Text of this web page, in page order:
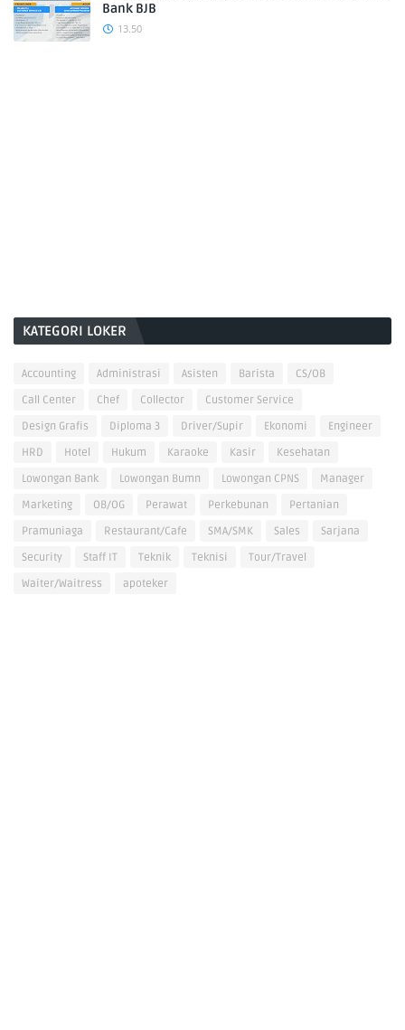
Bank BJB
13.50
KATEGORI LOKER
Accounting Administrasi Asisten Barista
CS/OB
Call Center
Chef Collector
Customer Service
Design Grafis
Diploma 3 Driver/Supir Ekonomi
Engineer
HRD
Hotel Hukum Karaoke Kasir
Kesehatan
Lowongan Bank
Lowongan Bumn Lowongan CPNS
Manager
Marketing
OB/OG Perawat Perkebunan
Pertanian
Pramuniaga
Restaurant/Cafe SMA/SMK Sales
Sarjana
Security
Staff IT Teknik Teknisi
Tour/Travel
Waiter/Waitress
apoteker